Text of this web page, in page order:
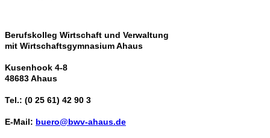
Berufskolleg Wirtschaft und Verwaltung
mit Wirtschaftsgymnasium Ahaus
Kusenhook 4-8
48683 Ahaus
Tel.: (0 25 61) 42 90 3
E-Mail: buero@bwv-ahaus.de